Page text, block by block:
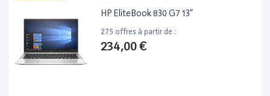
HP EliteBook 830 G7 13”
275 offres à partir de :
234,00 €